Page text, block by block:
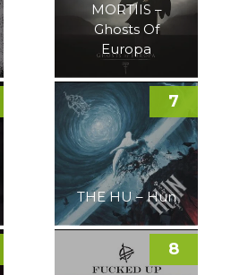
MORTIIS –
Ghosts Of
Europa
THE HU – Hun
7
8